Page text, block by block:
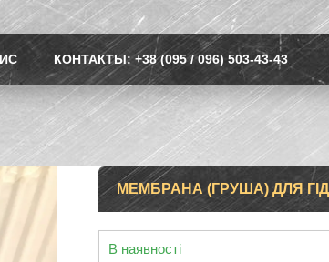
КОНТАКТЫ: +38 (095 / 096) 503-43-43
МЕМБРАНА (ГРУША) ДЛЯ
В наявності